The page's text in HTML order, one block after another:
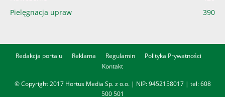
Pielęgnacja upraw
390
Redakcja portalu Reklama Regulamin
Polityka Prywatności
Kontakt
© Copyright 2017 Hortus Media Sp. z o.o. | NIP: 9452158017 | tel:608
500 501